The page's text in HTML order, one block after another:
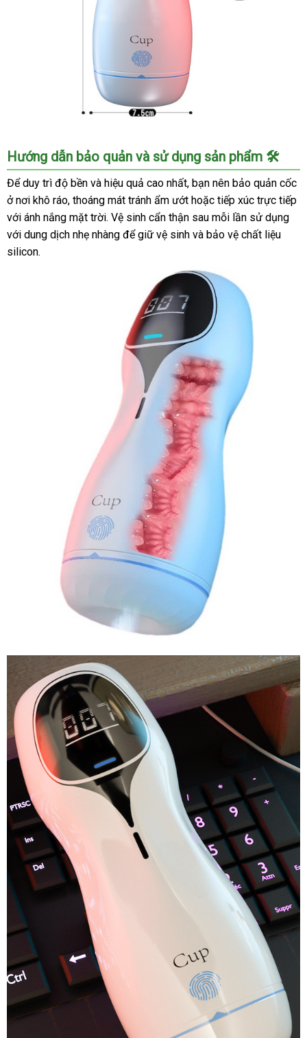
Cốc
Âm
Đạo
Giả
Rung
Tự
Nhiên
Long
Hướng dẫn bảo quản và sử dụng sản phẩm 🛠️
Để duy trì độ bền và hiệu quả cao nhất, bạn nên bảo quản cốc
ở nơi khô ráo, thoáng mát tránh ẩm ướt hoặc tiếp xúc trực tiếp
với ánh nắng mặt trời. Vệ sinh cẩn thận sau mỗi lần sử dụng
với dung dịch nhẹ nhàng để giữ vệ sinh và bảo vệ chất liệu
silicon.
Cốc
Đạo
Giả
Rung
Tự
Nhiên
Long
Love
Cảm
Biến
Nhịp
Động